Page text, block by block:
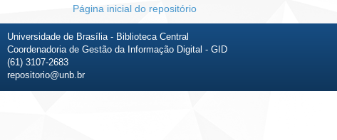
Página inicial do repositório
Universidade de Brasília - Biblioteca Central
Coordenadoria de Gestão da Informação Digital - GID
(61) 3107-2683
repositorio@unb.br